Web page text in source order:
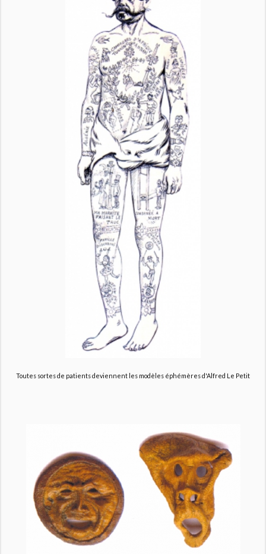
Toutes sortes de patients deviennent les modèles éphémères d'Alfred Le Petit